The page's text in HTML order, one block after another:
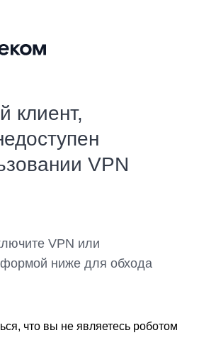
клиент,
VPN
VPN или
формой ниже для обхода
что вы не являетесь роботом